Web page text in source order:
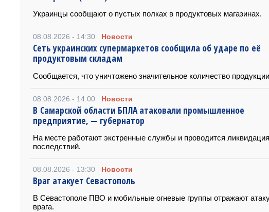
Украинцы сообщают о пустых полках в продуктовых магазинах.
08.08.2026 - 14:30 Новости
Сеть украинских супермаркетов сообщила об ударе по её
продуктовым складам
Сообщается, что уничтожено значительное количество
08.08.2026 - 14:00 Новости
В Самарской области БПЛА атаковали промышленное
предприятие, — губернатор
На месте работают экстренные службы и проводится ликвидация
последствий.
08.08.2026 - 13:30 Новости
Враг атакует Севастополь
В Севастополе ПВО и мобильные огневые группы отражают
врага.